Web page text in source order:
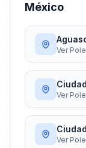
México
Ver
Ver
Ver